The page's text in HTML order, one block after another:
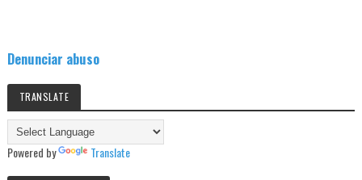
Denunciar abuso
TRANSLATE
Powered by Translate